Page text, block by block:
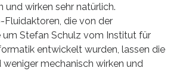
und wirken sehr natürlich.
Fluidaktoren, die von der
um Stefan Schulz vom Institut für
entwickelt wurden, lassen die
mechanisch wirken und